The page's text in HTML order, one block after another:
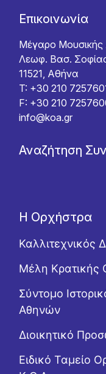
Επικοινωνία
Μέγαρο
Λεωφ. Βασ.
11521, Αθήνα
T: +30 210
F: +30 210
info@koa.gr
Αναζήτηση
Η Ορχήστρα
Καλλιτεχνικός
Μέλη Κρατικής
Σύντομο
Αθηνών
Διοικητικό
Ειδικό Ταμείο